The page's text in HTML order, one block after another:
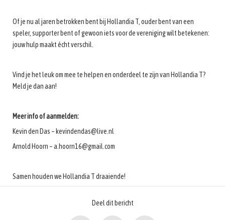
Of je nu al jaren betrokken bent bij Hollandia T, ouder bent van een
speler, supporter bent of gewoon iets voor de vereniging wilt betekenen:
jouw hulp maakt écht verschil.
Vind je het leuk om mee te helpen en onderdeel te zijn van Hollandia T?
Meld je dan aan!
Meer info of aanmelden:
Kevin den Das – kevindendas@live.nl
Arnold Hoorn – a.hoorn16@gmail.com
Samen houden we Hollandia T draaiende!
Deel dit bericht